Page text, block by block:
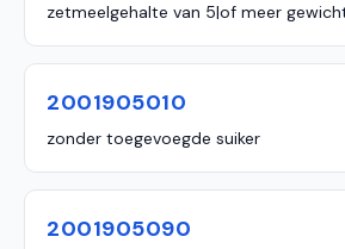
zetmeelgehalte van 5|of meer
2001905010
zonder toegevoegde suiker
2001905090